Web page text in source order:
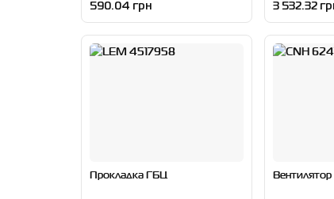
590.04 грн 3 532.32
Прокладка ГБЦ Вентилятор